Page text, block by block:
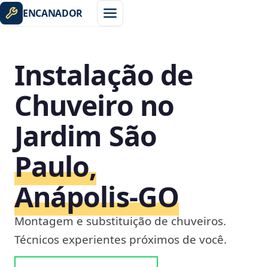
ENCANADOR
Instalação de
Chuveiro no
Jardim São
Paulo,
Anápolis‑GO
Montagem e substituição de chuveiros.
Técnicos experientes próximos de você.